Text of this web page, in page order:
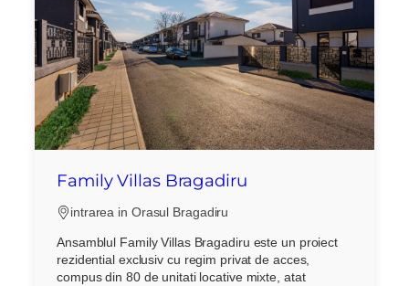
Family Villas Bragadiru
intrarea in Orasul Bragadiru
Ansamblul Family Villas Bragadiru este un proiect
rezidential exclusiv cu regim privat de acces,
compus din 80 de unitati locative mixte, atat